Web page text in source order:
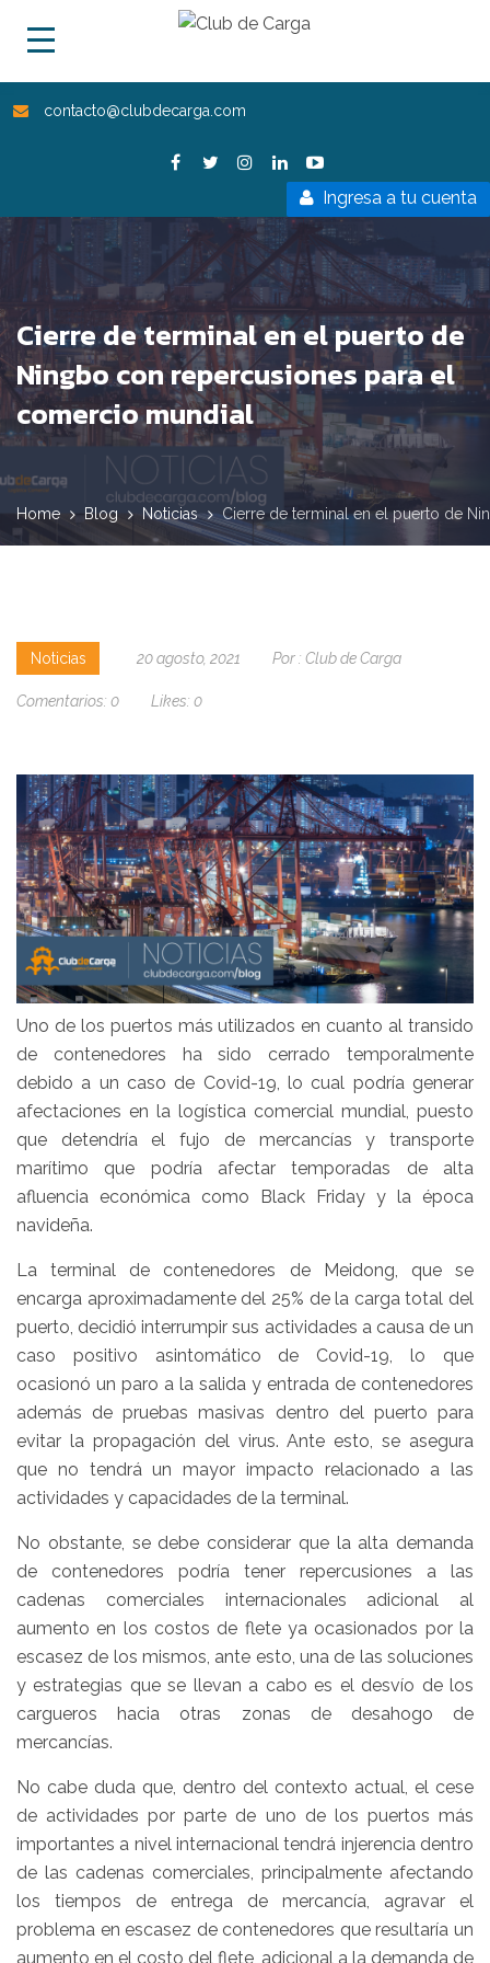
contacto@clubdecarga.com
Ingresa a tu cuenta
Cierre de terminal en el puerto de
Ningbo con repercusiones para el
comercio mundial
Home Blog Noticias Cierre de terminal en el puerto de
Noticias 20 agosto, 2021 Por : Club de Carga
Comentarios: 0 Likes: 0
Uno de los puertos más utilizados en cuanto al transido
de contenedores ha sido cerrado temporalmente
debido a un caso de Covid-19, lo cual podría generar
afectaciones en la logística comercial mundial, puesto
que detendría el fujo de mercancías y transporte
marítimo que podría afectar temporadas de alta
afluencia económica como Black Friday y la época
navideña.
La terminal de contenedores de Meidong, que se
encarga aproximadamente del 25% de la carga total del
puerto, decidió interrumpir sus actividades a causa de un
caso positivo asintomático de Covid-19, lo que
ocasionó un paro a la salida y entrada de contenedores
además de pruebas masivas dentro del puerto para
evitar la propagación del virus. Ante esto, se asegura
que no tendrá un mayor impacto relacionado a las
actividades y capacidades de la terminal.
No obstante, se debe considerar que la alta demanda
de contenedores podría tener repercusiones a las
cadenas comerciales internacionales adicional al
aumento en los costos de flete ya ocasionados por la
escasez de los mismos, ante esto, una de las soluciones
y estrategias que se llevan a cabo es el desvío de los
cargueros hacia otras zonas de desahogo de
mercancías.
No cabe duda que, dentro del contexto actual, el cese
de actividades por parte de uno de los puertos más
importantes a nivel internacional tendrá injerencia dentro
de las cadenas comerciales, principalmente afectando
los tiempos de entrega de mercancía, agravar el
problema en escasez de contenedores que resultaría un
aumento en el costo del flete, adicional a la demanda de